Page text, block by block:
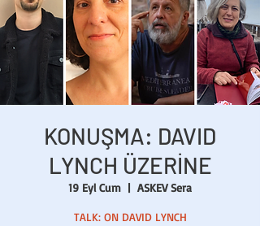
KONUŞMA: DAVID
LYNCH ÜZERİNE
19 Eyl Cum
  |
ASKEV Sera
TALK: ON DAVID LYNCH